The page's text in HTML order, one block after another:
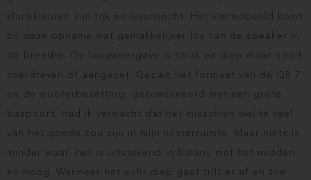
klankkleuren zijn rijk en levensecht. Het stereobeeld komt
bij deze opname wat gemakkelijker los van de speaker in
de breedte. De laagweergave is strak en diep maar nooit
overdreven of aangezet. Gezien het formaat van de QR 7
en de wooferbezetting, gecombineerd met een grote
baspoort, had ik verwacht dat het misschien wel te veel
van het goede zou zijn in mijn luisterruimte. Maar niets is
minder waar, het is uitstekend in balans met het midden
en hoog. Wanneer het echt diep gaat trilt er af en toe